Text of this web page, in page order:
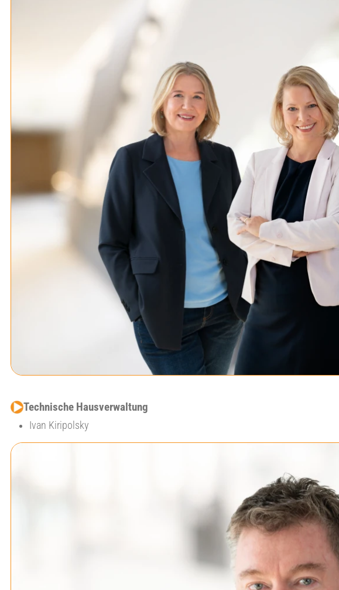
Technische Hausverwaltung
Ivan Kiripolsky